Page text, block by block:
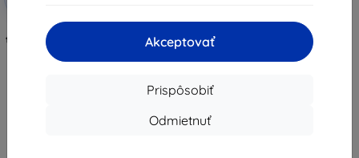
Akceptovať
Prispôsobiť
Odmietnuť
3mk FlexibleGlass Pro hybridné
tvrdené sklo pre Blackview Tab 9
34,90 €